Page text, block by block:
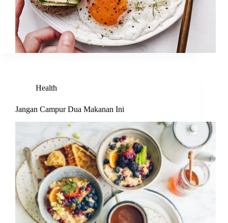
Health
Jangan Campur Dua Makanan Ini